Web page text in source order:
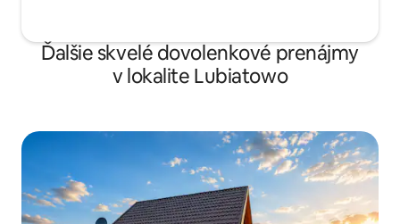
Ďalšie skvelé dovolenkové prenájmy
v lokalite Lubiatowo